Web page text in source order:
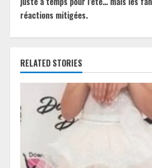
i
n
u
e
e
d
réactions mitigées.
RELATED STORIES